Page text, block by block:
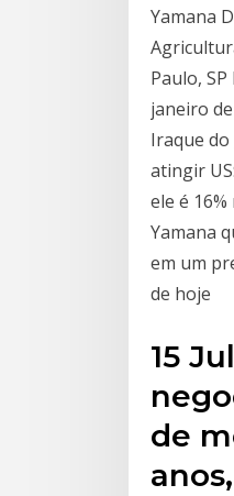
Yamana
Paulo,
janeiro
Iraque
atingir
ele é
Yamana
em um
de hoje
15
de